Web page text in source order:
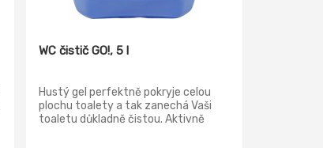
WC čistič GO!, 5 l
Hustý gel perfektně pokryje celou
plochu toalety a tak zanechá Vaši
toaletu důkladně čistou. Aktivně